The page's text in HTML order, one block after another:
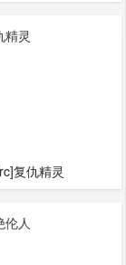
复仇精灵